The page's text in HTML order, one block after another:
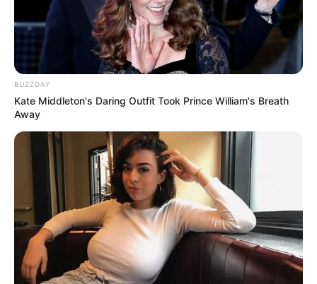
BUZZDAY
Kate Middleton's Daring Outfit Took Prince William's Breath
Away